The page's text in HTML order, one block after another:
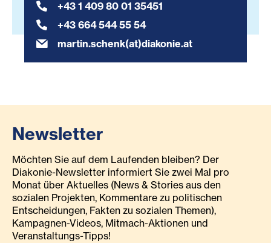
+43 1 409 80 01 35451
+43 664 544 55 54
martin.schenk(at)diakonie.at
Newsletter
Möchten Sie auf dem Laufenden bleiben? Der
Diakonie-Newsletter informiert Sie zwei Mal pro
Monat über Aktuelles (News & Stories aus den
sozialen Projekten, Kommentare zu politischen
Entscheidungen, Fakten zu sozialen Themen),
Kampagnen-Videos, Mitmach-Aktionen und
Veranstaltungs-Tipps!